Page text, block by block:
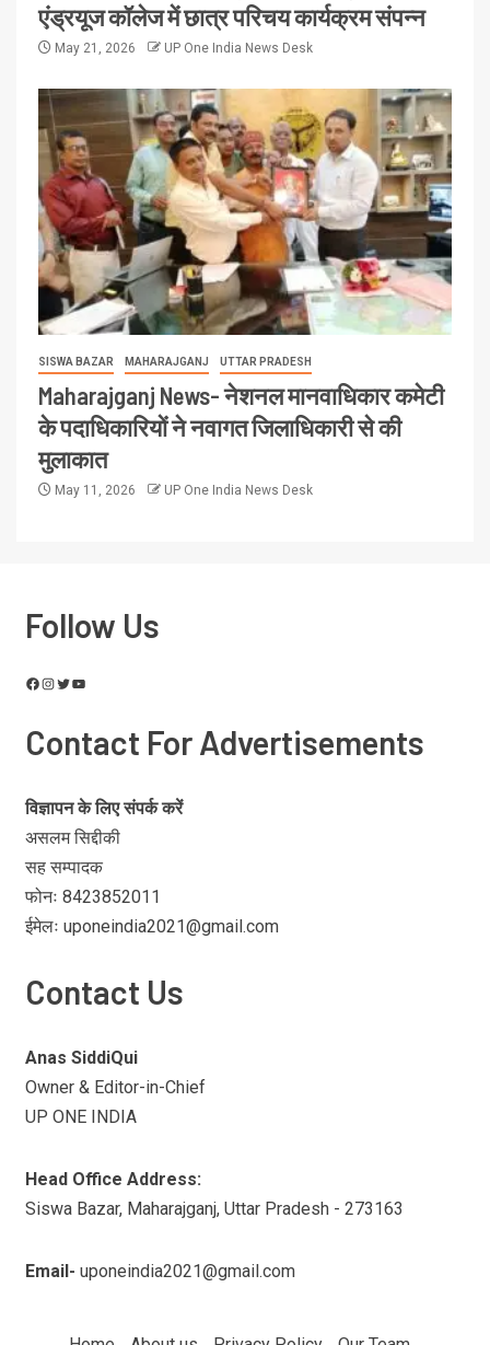
एंड्रयूज कॉलेज में छात्र परिचय कार्यक्रम संपन्न
May 21, 2026 UP One India News Desk
SISWA BAZAR MAHARAJGANJ UTTAR PRADESH
Maharajganj News- नेशनल मानवाधिकार कमेटी
के पदाधिकारियों ने नवागत जिलाधिकारी से की
मुलाकात
May 11, 2026 UP One India News Desk
Follow Us
Contact For Advertisements
विज्ञापन के लिए संपर्क करें
असलम सिद्दीकी
सह सम्पादक
फोनः 8423852011
ईमेलः uponeindia2021@gmail.com
Contact Us
Anas SiddiQui
Owner & Editor-in-Chief
UP ONE INDIA
Head Office Address:
Siswa Bazar, Maharajganj, Uttar Pradesh - 273163
Email- uponeindia2021@gmail.com